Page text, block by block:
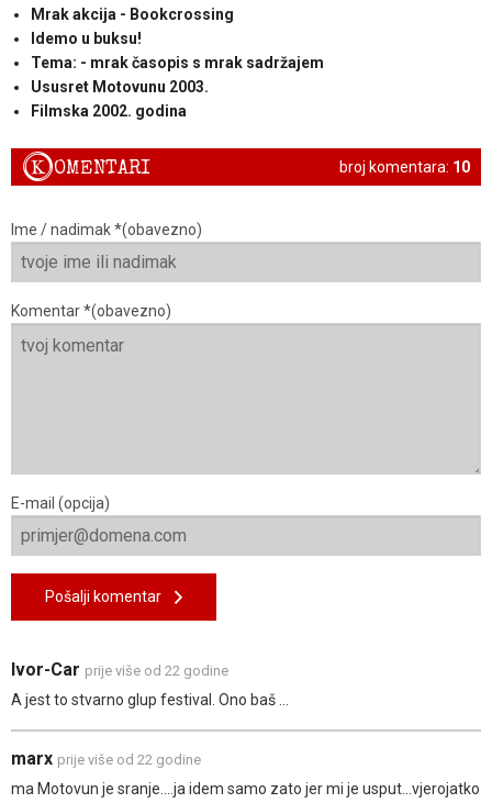
Mrak akcija - Bookcrossing
Idemo u buksu!
Tema: - mrak časopis s mrak sadržajem
Ususret Motovunu 2003.
Filmska 2002. godina
broj komentara: 10
KOMENTARI
Ime / nadimak *(obavezno)
Komentar *(obavezno)
E-mail (opcija)
Pošalji komentar
Ivor-Car prije više od 22 godine
A jest to stvarno glup festival. Ono baš ...
marx prije više od 22 godine
ma Motovun je sranje....ja idem samo zato jer mi je usput...vjerojatko